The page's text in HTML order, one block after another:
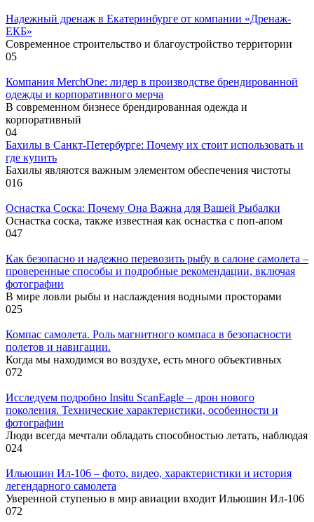
Надежный дренаж в Екатеринбурге от компании «Дренаж-
ЕКБ»
Современное строительство и благоустройство территории
05
Компания MerchOne: лидер в производстве брендированной
одежды и корпоративного мерча
В современном бизнесе брендированная одежда и
корпоративный
04
Бахилы в Санкт-Петербурге: Почему их стоит использовать и
где купить
Бахилы являются важным элементом обеспечения чистоты
016
Оснастка Соска: Почему Она Важна для Вашей Рыбалки
Оснастка соска, также известная как оснастка с поп-апом
047
Как безопасно и надежно перевозить рыбу в салоне самолета –
проверенные способы и подробные рекомендации, включая
фотографии
В мире ловли рыбы и наслаждения водными просторами
025
Компас самолета. Роль магнитного компаса в безопасности
полетов и навигации.
Когда мы находимся во воздухе, есть много объективных
072
Исследуем подробно Insitu ScanEagle – дрон нового
поколения. Технические характеристики, особенности и
фотографии
Люди всегда мечтали обладать способностью летать, наблюдая
024
Ильюшин Ил-106 – фото, видео, характеристики и история
легендарного самолета
Уверенной ступенью в мир авиации входит Ильюшин Ил-106
072